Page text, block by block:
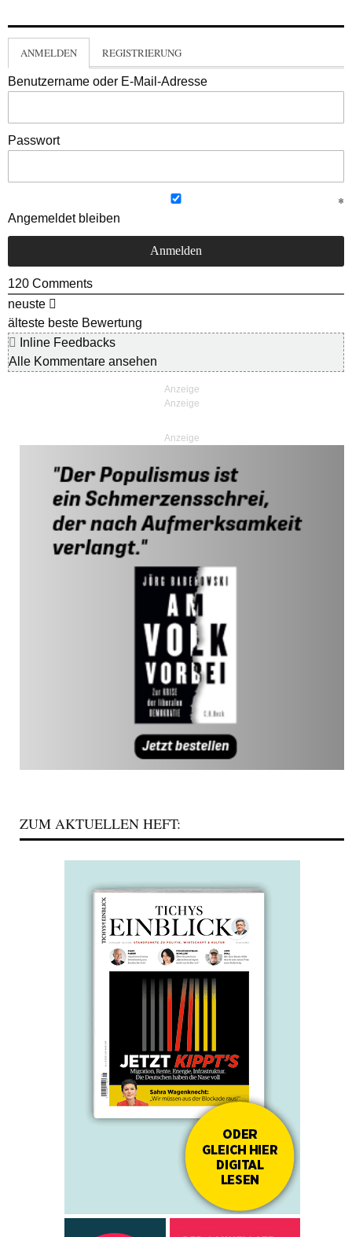
ANMELDEN REGISTRIERUNG
Benutzername oder E-Mail-Adresse
Passwort
Angemeldet bleiben
120 Comments
neuste
älteste beste Bewertung
Inline Feedbacks
Alle Kommentare ansehen
Anzeige
ZUM AKTUELLEN HEFT: